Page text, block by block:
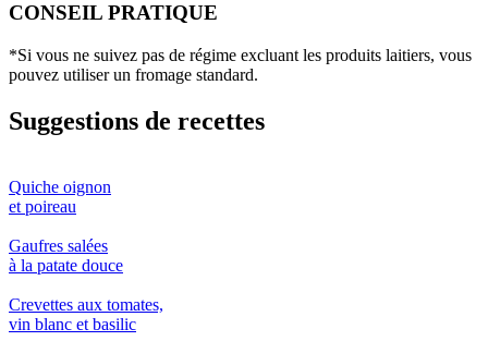
CONSEIL PRATIQUE
*Si vous ne suivez pas de régime excluant les produits laitiers, vous
pouvez utiliser un fromage standard.
Suggestions de recettes
Quiche oignon
et poireau
Gaufres salées
à la patate douce
Crevettes aux tomates,
vin blanc et basilic